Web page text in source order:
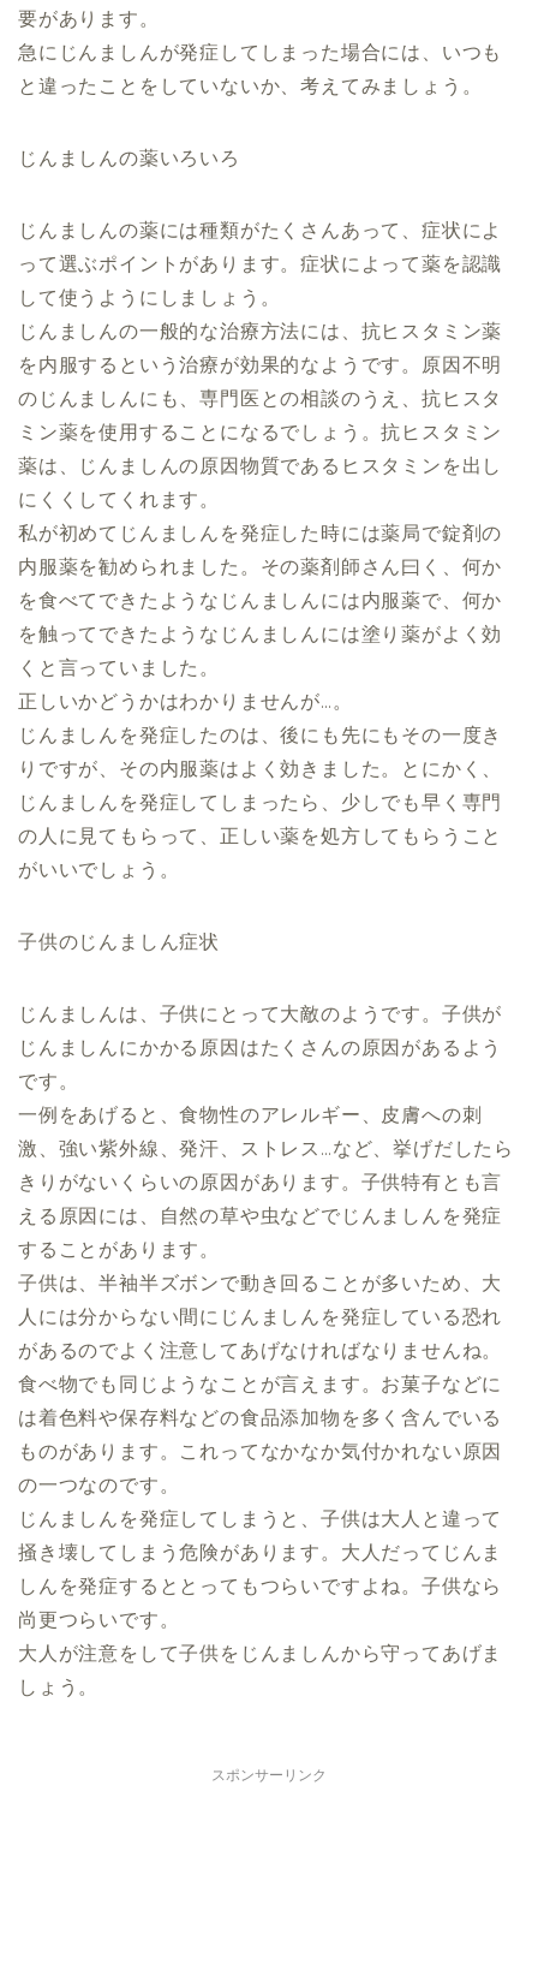
要があります。
急にじんましんが発症してしまった場合には、いつも
と違ったことをしていないか、考えてみましょう。
じんましんの薬いろいろ
じんましんの薬には種類がたくさんあって、症状によ
って選ぶポイントがあります。症状によって薬を認識
して使うようにしましょう。
じんましんの一般的な治療方法には、抗ヒスタミン薬
を内服するという治療が効果的なようです。原因不明
のじんましんにも、専門医との相談のうえ、抗ヒスタ
ミン薬を使用することになるでしょう。抗ヒスタミン
薬は、じんましんの原因物質であるヒスタミンを出し
にくくしてくれます。
私が初めてじんましんを発症した時には薬局で錠剤の
内服薬を勧められました。その薬剤師さん曰く、何か
を食べてできたようなじんましんには内服薬で、何か
を触ってできたようなじんましんには塗り薬がよく効
くと言っていました。
正しいかどうかはわかりませんが…。
じんましんを発症したのは、後にも先にもその一度き
りですが、その内服薬はよく効きました。とにかく、
じんましんを発症してしまったら、少しでも早く専門
の人に見てもらって、正しい薬を処方してもらうこと
がいいでしょう。
子供のじんましん症状
じんましんは、子供にとって大敵のようです。子供が
じんましんにかかる原因はたくさんの原因があるよう
です。
一例をあげると、食物性のアレルギー、皮膚への刺
激、強い紫外線、発汗、ストレス…など、挙げだしたら
きりがないくらいの原因があります。子供特有とも言
える原因には、自然の草や虫などでじんましんを発症
することがあります。
子供は、半袖半ズボンで動き回ることが多いため、大
人には分からない間にじんましんを発症している恐れ
があるのでよく注意してあげなければなりませんね。
食べ物でも同じようなことが言えます。お菓子などに
は着色料や保存料などの食品添加物を多く含んでいる
ものがあります。これってなかなか気付かれない原因
の一つなのです。
じんましんを発症してしまうと、子供は大人と違って
掻き壊してしまう危険があります。大人だってじんま
しんを発症するととってもつらいですよね。子供なら
尚更つらいです。
大人が注意をして子供をじんましんから守ってあげま
しょう。
スポンサーリンク